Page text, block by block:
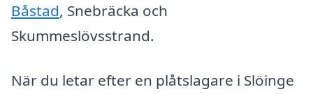
Båstad, Snebräcka och
Skummeslövsstrand.
När du letar efter en plåtslagare i Slöinge